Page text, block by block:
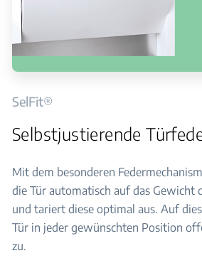
SelFit®
Selbstjustierende
Mit dem besonderen
die Tür automatisch auf das Gewicht
und tariert diese optimal aus. Auf
Tür in jeder gewünschten Position
zu.